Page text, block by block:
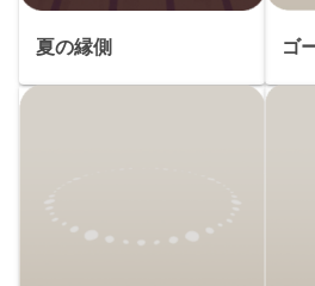
夏の縁側 ゴ